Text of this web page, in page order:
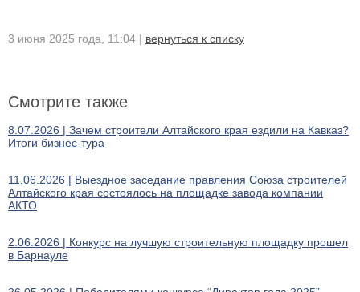
3 июня 2025 года, 11:04 | вернуться к списку
Смотрите также
8.07.2026 | Зачем строители Алтайского края ездили на Кавказ?
Итоги бизнес-тура
11.06.2026 | Выездное заседание правления Союза строителей
Алтайского края состоялось на площадке завода компании
АКТО
2.06.2026 | Конкурс на лучшую строительную площадку прошел
в Барнауле